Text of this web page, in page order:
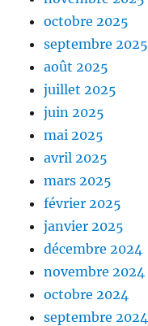
octobre 2025
septembre 2025
août 2025
juillet 2025
juin 2025
mai 2025
avril 2025
mars 2025
février 2025
janvier 2025
décembre 2024
novembre 2024
octobre 2024
septembre 2024